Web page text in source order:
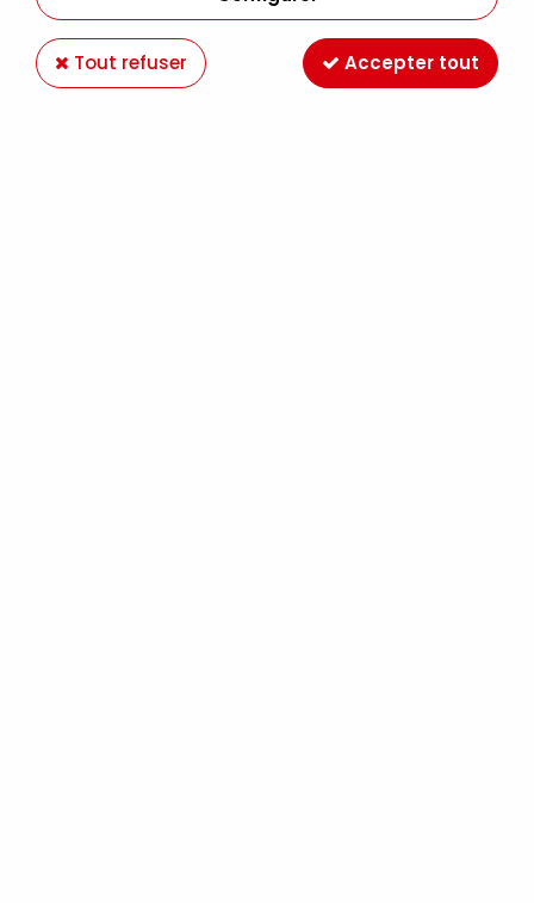
Tout refuser Accepter tout